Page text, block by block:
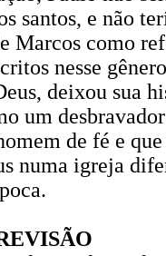
santos, e não
Marcos como
nesse
deixou sua
um
de fé e
numa igreja